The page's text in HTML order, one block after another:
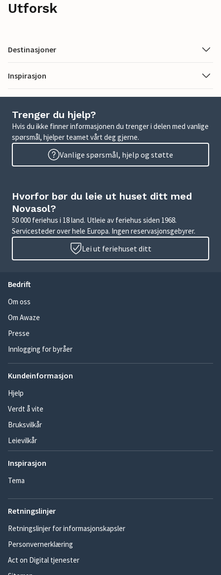
Utforsk
Destinasjoner
Inspirasjon
Trenger du hjelp?
Hvis du ikke finner informasjonen du trenger i delen med vanlige
spørsmål, hjelper teamet vårt deg gjerne.
Vanlige spørsmål, hjelp og støtte
Hvorfor bør du leie ut huset ditt med
Novasol?
50 000 feriehus i 18 land. Utleie av feriehus siden 1968.
Servicesteder over hele Europa. Ingen reservasjonsgebyrer.
Lei ut feriehuset ditt
Bedrift
Om oss
Om Awaze
Presse
Innlogging for byråer
Kundeinformasjon
Hjelp
Verdt å vite
Bruksvilkår
Leievilkår
Inspirasjon
Tema
Retningslinjer
Retningslinjer for informasjonskapsler
Personvernerklæring
Act on Digital tjenester